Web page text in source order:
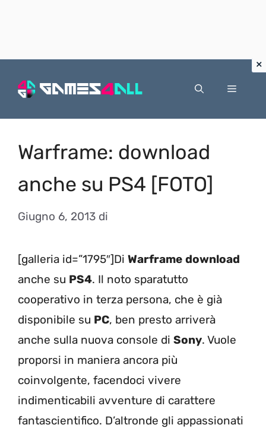
Menu
Warframe: download
anche su PS4 [FOTO]
Giugno 6, 2013 di
[galleria id=”1795″]Di Warframe download
anche su PS4. Il noto sparatutto
cooperativo in terza persona, che è già
disponibile su PC, ben presto arriverà
anche sulla nuova console di Sony. Vuole
proporsi in maniera ancora più
coinvolgente, facendoci vivere
indimenticabili avventure di carattere
fantascientifico. D’altronde gli appassionati